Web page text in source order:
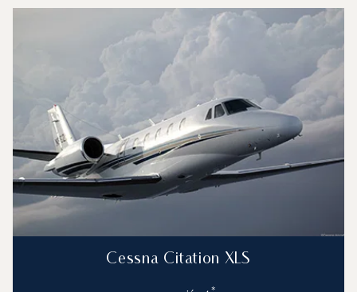
Repülőgép-típus
Repülési
Sebesség (km/h)
Hatótávolság (NM)
Cessna Citation XLS